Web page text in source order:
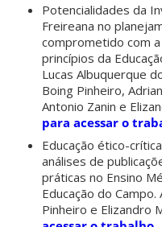
Potencialidades da
Freireana no
comprometido com
princípios da
Lucas Albuquerque
Boing Pinheiro,
Antonio Zanin e
para acessar o
Educação ético-
análises de
práticas no Ensino
Educação do
Pinheiro e Elizandro